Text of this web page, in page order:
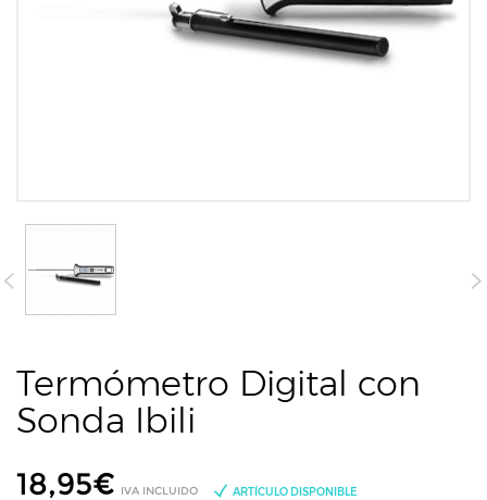
Termómetro Digital con
Sonda Ibili
18,95€ IVA INCLUIDO ARTÍCULO DISPONIBLE